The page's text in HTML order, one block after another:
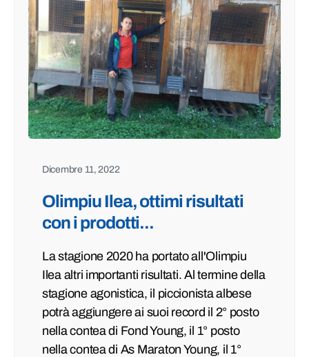
Dicembre 11, 2022
Olimpiu Ilea, ottimi risultati
con i prodotti...
La stagione 2020 ha portato all'Olimpiu
Ilea altri importanti risultati. Al termine della
stagione agonistica, il piccionista albese
potrà aggiungere ai suoi record il 2° posto
nella contea di Fond Young, il 1° posto
nella contea di As Maraton Young, il 1°